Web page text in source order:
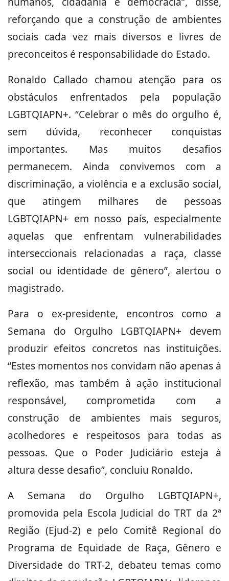
reforçando que a construção de ambientes
sociais cada vez mais diversos e livres de
preconceitos é responsabilidade do Estado.
Ronaldo Callado chamou atenção para os
obstáculos enfrentados pela população
LGBTQIAPN+. “Celebrar o mês do orgulho é,
sem dúvida, reconhecer conquistas
importantes. Mas muitos desafios
permanecem. Ainda convivemos com a
discriminação, a violência e a exclusão social,
que atingem milhares de pessoas
LGBTQIAPN+ em nosso país, especialmente
aquelas que enfrentam vulnerabilidades
interseccionais relacionadas a raça, classe
social ou identidade de gênero”, alertou o
magistrado.
Para o ex-presidente, encontros como a
Semana do Orgulho LGBTQIAPN+ devem
produzir efeitos concretos nas instituições.
“Estes momentos nos convidam não apenas à
reflexão, mas também à ação institucional
responsável, comprometida com a
construção de ambientes mais seguros,
acolhedores e respeitosos para todas as
pessoas. Que o Poder Judiciário esteja à
altura desse desafio”, concluiu Ronaldo.
A Semana do Orgulho LGBTQIAPN+,
promovida pela Escola Judicial do TRT da 2ª
Região (Ejud-2) e pelo Comitê Regional do
Programa de Equidade de Raça, Gênero e
Diversidade do TRT-2, debateu temas como